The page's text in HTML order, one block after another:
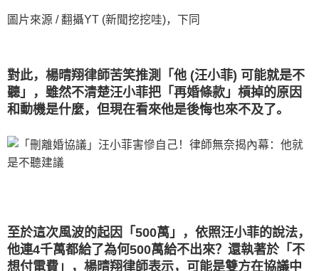
圖片來源 / 翻攝YT (新聞挖挖哇)，下同
對此，楊晴翔律師苦笑推測「他 (汪小菲) 可能就是不
聽」，雖然不清楚汪小菲把「再婚條款」槓掉的原因
和動機是什麼，但現在看來他是後悔也來不及了。
至於這次風波的起因「500萬」，依照汪小菲的說法，
他連4千萬都給了為何500萬給不出來？還執著於「不
想付電費」，楊晴翔律師表示，可能是雙方在協議中